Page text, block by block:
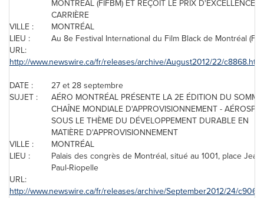
MONTRÉAL (FIFBM) ET REÇOIT LE PRIX D'EXCELLENCE
CARRIÈRE
VILLE :
MONTRÉAL
LIEU :
Au 8e Festival International du Film Black de Montréal
URL:
http://www.newswire.ca/fr/releases/archive/August2012/22/c8868.html
DATE :
27 et 28 septembre
SUJET :
AÉRO MONTRÉAL PRÉSENTE LA 2E ÉDITION DU
CHAÎNE MONDIALE D'APPROVISIONNEMENT -
SOUS LE THÈME DU DÉVELOPPEMENT DURABLE EN
MATIÈRE D'APPROVISIONNEMENT
VILLE :
MONTRÉAL
LIEU :
Palais des congrès de Montréal, situé au 1001, place Jean-
Paul-Riopelle
URL:
http://www.newswire.ca/fr/releases/archive/September2012/24/